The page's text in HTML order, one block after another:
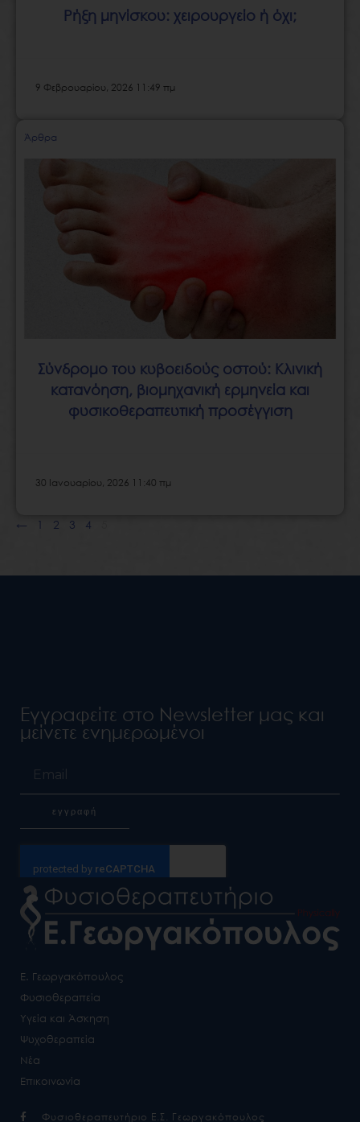
Ρήξη μηνίσκου: χειρουργείο ή όχι;
9 Φεβρουαρίου, 2026 11:49 πμ
Άρθρα
Σύνδρομο του κυβοειδούς οστού: Κλινική
κατανόηση, βιομηχανική ερμηνεία και
φυσικοθεραπευτική προσέγγιση
30 Ιανουαρίου, 2026 11:40 πμ
← 1 2 3 4
Εγγραφείτε στο Newsletter μας και
μείνετε ενημερωμένοι
εγγραφή
Ε. Γεωργακόπουλος
Φυσιοθεραπεία
Υγεία και Άσκηση
Ψυχοθεραπεία
Νέα
Επικοινωνία
Φυσιοθεραπευτήριο Ε.Σ. Γεωργακόπουλος